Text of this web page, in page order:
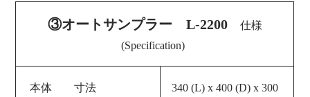
③オートサンプラー L-2200
仕様
(Specification)
本体 寸法
340 (L) x 400 (D) x 300